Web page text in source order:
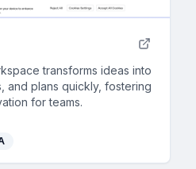
transforms ideas into
and plans quickly, fostering
for teams.